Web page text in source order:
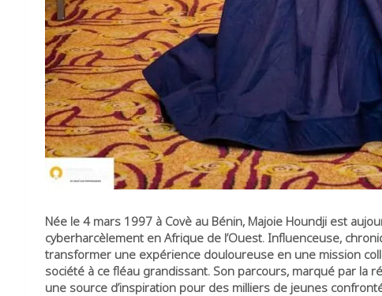
Née le 4 mars 1997 à Covè au Bénin, Majoie Houndji est
cyberharcèlement en Afrique de l’Ouest. Influenceuse,
transformer une expérience douloureuse en une mission
société à ce fléau grandissant. Son parcours, marqué par la
une source d’inspiration pour des milliers de jeunes